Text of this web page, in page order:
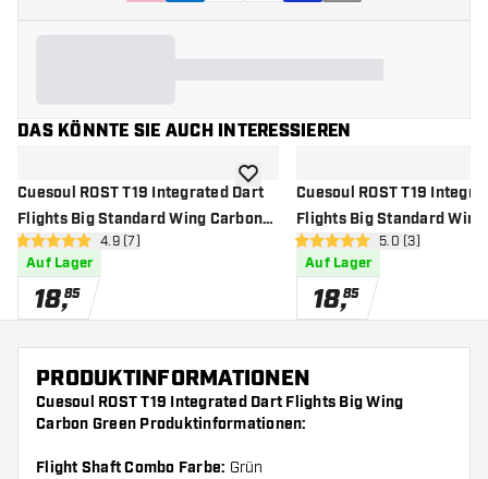
DAS KÖNNTE SIE AUCH INTERESSIEREN
Cuesoul ROST T19 Integrated Dart
Flights Big Standard Wing Carbon
Red - Dart FlightsBewertungsbereich öffnen
4.9 Bewertungssterne
4.9 (7)
Auf Lager
18,85
Zur Wunschliste hinzufügen
Cuesoul ROST T19
Flights Big Standard
Orange - Dart Flights
5 Bewertungssterne
5.0 (3)
Auf Lager
18,85
PRODUKTINFORMATIONEN
Cuesoul ROST T19 Integrated Dart Flights Big Wing
Carbon Green Produktinformationen:
Flight Shaft Combo Farbe: Grün